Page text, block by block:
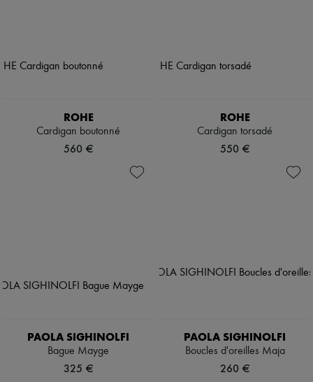
ROHE
Cardigan boutonné
560 €
ROHE
Cardigan torsadé
550 €
PAOLA SIGHINOLFI
Bague Mayge
325 €
PAOLA SIGHINOLFI
Boucles d'oreilles Maja
260 €